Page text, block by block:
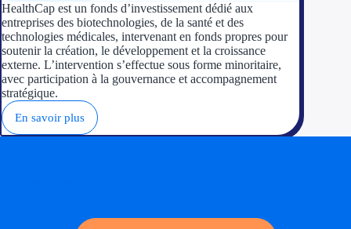
HealthCap est un fonds d’investissement dédié aux
entreprises des biotechnologies, de la santé et des
technologies médicales, intervenant en fonds propres pour
soutenir la création, le développement et la croissance
externe. L’intervention s’effectue sous forme minoritaire,
avec participation à la gouvernance et accompagnement
stratégique.
En savoir plus